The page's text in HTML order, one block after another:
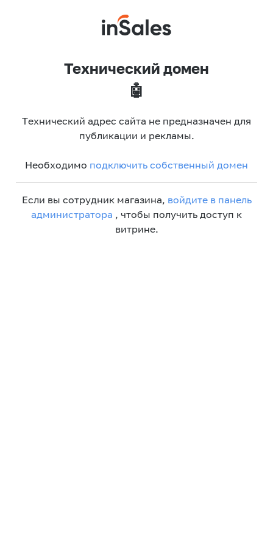
Технический домен
🤖
Технический адрес сайта не предназначен для
публикации и рекламы.
Необходимо подключить собственный домен
Если вы сотрудник магазина, войдите в панель
администратора , чтобы получить доступ к
витрине.